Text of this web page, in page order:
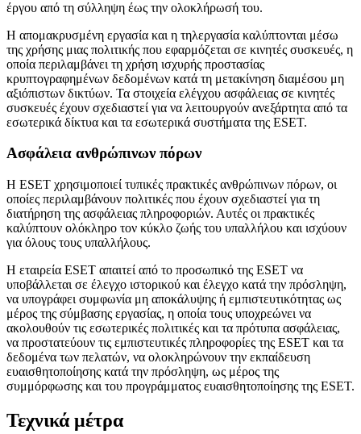
έργου από τη σύλληψη έως την ολοκλήρωσή του.
Η απομακρυσμένη εργασία και η τηλεργασία καλύπτονται μέσω
της χρήσης μιας πολιτικής που εφαρμόζεται σε κινητές συσκευές, η
οποία περιλαμβάνει τη χρήση ισχυρής προστασίας
κρυπτογραφημένων δεδομένων κατά τη μετακίνηση διαμέσου μη
αξιόπιστων δικτύων. Τα στοιχεία ελέγχου ασφάλειας σε κινητές
συσκευές έχουν σχεδιαστεί για να λειτουργούν ανεξάρτητα από τα
εσωτερικά δίκτυα και τα εσωτερικά συστήματα της ESET.
Ασφάλεια ανθρώπινων πόρων
Η ESET χρησιμοποιεί τυπικές πρακτικές ανθρώπινων πόρων, οι
οποίες περιλαμβάνουν πολιτικές που έχουν σχεδιαστεί για τη
διατήρηση της ασφάλειας πληροφοριών. Αυτές οι πρακτικές
καλύπτουν ολόκληρο τον κύκλο ζωής του υπαλλήλου και ισχύουν
για όλους τους υπαλλήλους.
Η εταιρεία ESET απαιτεί από το προσωπικό της ESET να
υποβάλλεται σε έλεγχο ιστορικού και έλεγχο κατά την πρόσληψη,
να υπογράφει συμφωνία μη αποκάλυψης ή εμπιστευτικότητας ως
μέρος της σύμβασης εργασίας, η οποία τους υποχρεώνει να
ακολουθούν τις εσωτερικές πολιτικές και τα πρότυπα ασφάλειας,
να προστατεύουν τις εμπιστευτικές πληροφορίες της ESET και τα
δεδομένα των πελατών, να ολοκληρώνουν την εκπαίδευση
ευαισθητοποίησης κατά την πρόσληψη, ως μέρος της
συμμόρφωσης και του προγράμματος ευαισθητοποίησης της ESET.
Τεχνικά μέτρα